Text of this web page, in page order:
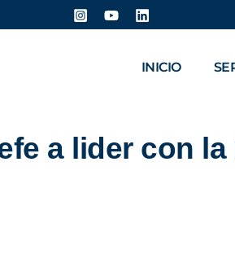
INICIO
a lider con la